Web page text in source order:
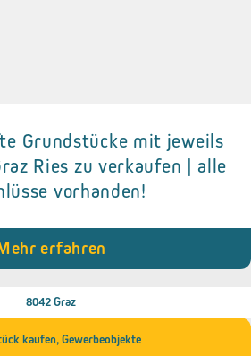
Grundstücke mit jeweils
Ries zu verkaufen | alle
vorhanden!
erfahren
8042 Graz
kaufen,Gewerbeobjekte